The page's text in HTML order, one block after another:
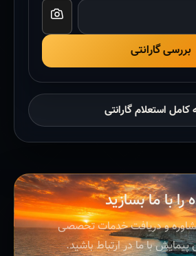
بررسی گارانتی
استعلام گارانتی
را با ما بسازید
و دریافت خدمات تخصصی
با ما در ارتباط باشید.